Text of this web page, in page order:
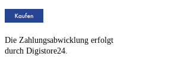
Die Zahlungsabwicklung erfolgt
durch Digistore24.